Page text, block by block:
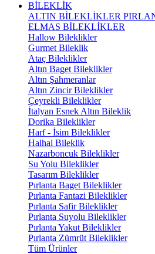
BİLEKLİK
ALTIN BİLEKLİKLER
ELMAS BİLEKLİKLER
Hallow Bileklikler
Gurmet Bileklik
Ataç Bileklikler
Altın Baget Bileklikler
Altın Şahmeranlar
Altın Zincir Bileklikler
Çeyrekli Bileklikler
İtalyan Esnek Altın Bileklik
Dorika Bileklikler
Harf - İsim Bileklikler
Halhal Bileklik
Nazarboncuk Bileklikler
Su Yolu Bileklikler
Tasarım Bileklikler
Pırlanta Baget Bileklikler
Pırlanta Fantazi Bileklikler
Pırlanta Safir Bileklikler
Pırlanta Suyolu Bileklikler
Pırlanta Yakut Bileklikler
Pırlanta Zümrüt Bileklikler
Tüm Ürünler